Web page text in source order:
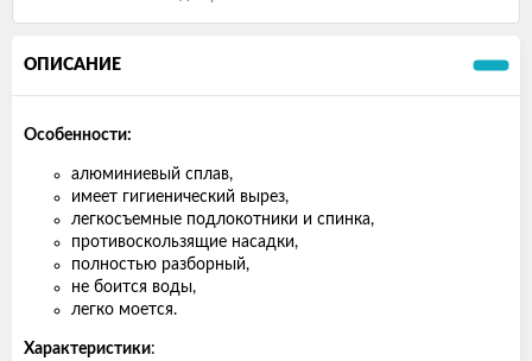
ОПИСАНИЕ
Особенности:
алюминиевый сплав,
имеет гигиенический вырез,
легкосъемные подлокотники и спинка,
противоскользящие насадки,
полностью разборный,
не боится воды,
легко моется.
Характеристики: